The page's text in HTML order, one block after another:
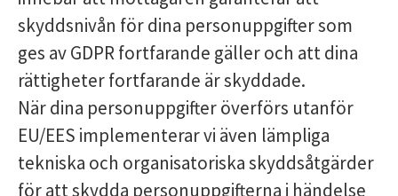
skyddsnivån för dina personuppgifter som
ges av GDPR fortfarande gäller och att dina
rättigheter fortfarande är skyddade.
När dina personuppgifter överförs utanför
EU/EES implementerar vi även lämpliga
tekniska och organisatoriska skyddsåtgärder
för att skydda personuppgifterna i händelse